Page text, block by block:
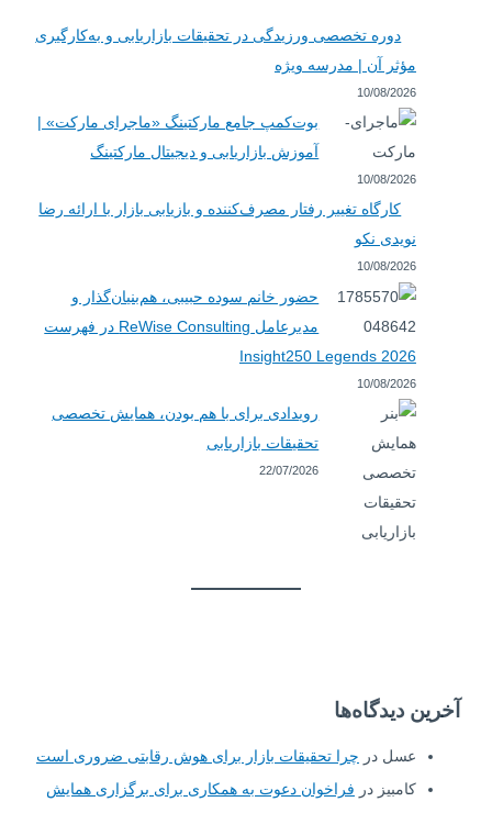
دوره تخصصی ورزیدگی در تحقیقات بازاریابی و به‌کارگیری
مؤثر آن | مدرسه ویژه
10/08/2026
بوت‌کمپ جامع مارکتینگ «ماجرای مارکت» |
آموزش بازاریابی و دیجیتال مارکتینگ
10/08/2026
کارگاه تغییر رفتار مصرف‌کننده و بازیابی بازار با ارائه رضا
نویدی نکو
10/08/2026
حضور خانم سوده حبیبی، هم‌بنیان‌گذار و
مدیرعامل ReWise Consulting در فهرست
Insight250 Legends 2026
10/08/2026
رویدادی برای با هم بودن، همایش تخصصی
تحقیقات بازاریابی
22/07/2026
آخرین دیدگاه‌ها
عسل در چرا تحقیقات بازار برای هوش رقابتی ضروری است
کامبیز در فراخوان دعوت به همکاری برای برگزاری همایش